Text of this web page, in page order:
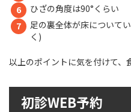
ひざの角度は90°くらい
足の裏全体が床について
く)
以上のポイントに気を付けて、
初診WEB予約